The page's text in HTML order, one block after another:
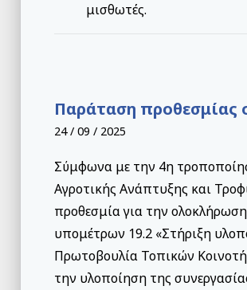
μισθωτές.
Παράταση προθεσμίας
24 / 09 / 2025
Σύμφωνα με την 4η
Αγροτικής Ανάπτυξης και
προθεσμία για την
υπομέτρων 19.2 «Στήριξη
Πρωτοβουλία Τοπικών
την υλοποίηση της